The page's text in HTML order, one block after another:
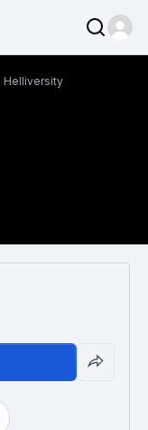
Helliversity